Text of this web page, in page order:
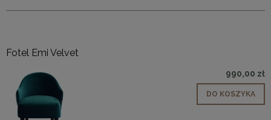
Fotel Emi Velvet
990,00 zł
DO KOSZYKA